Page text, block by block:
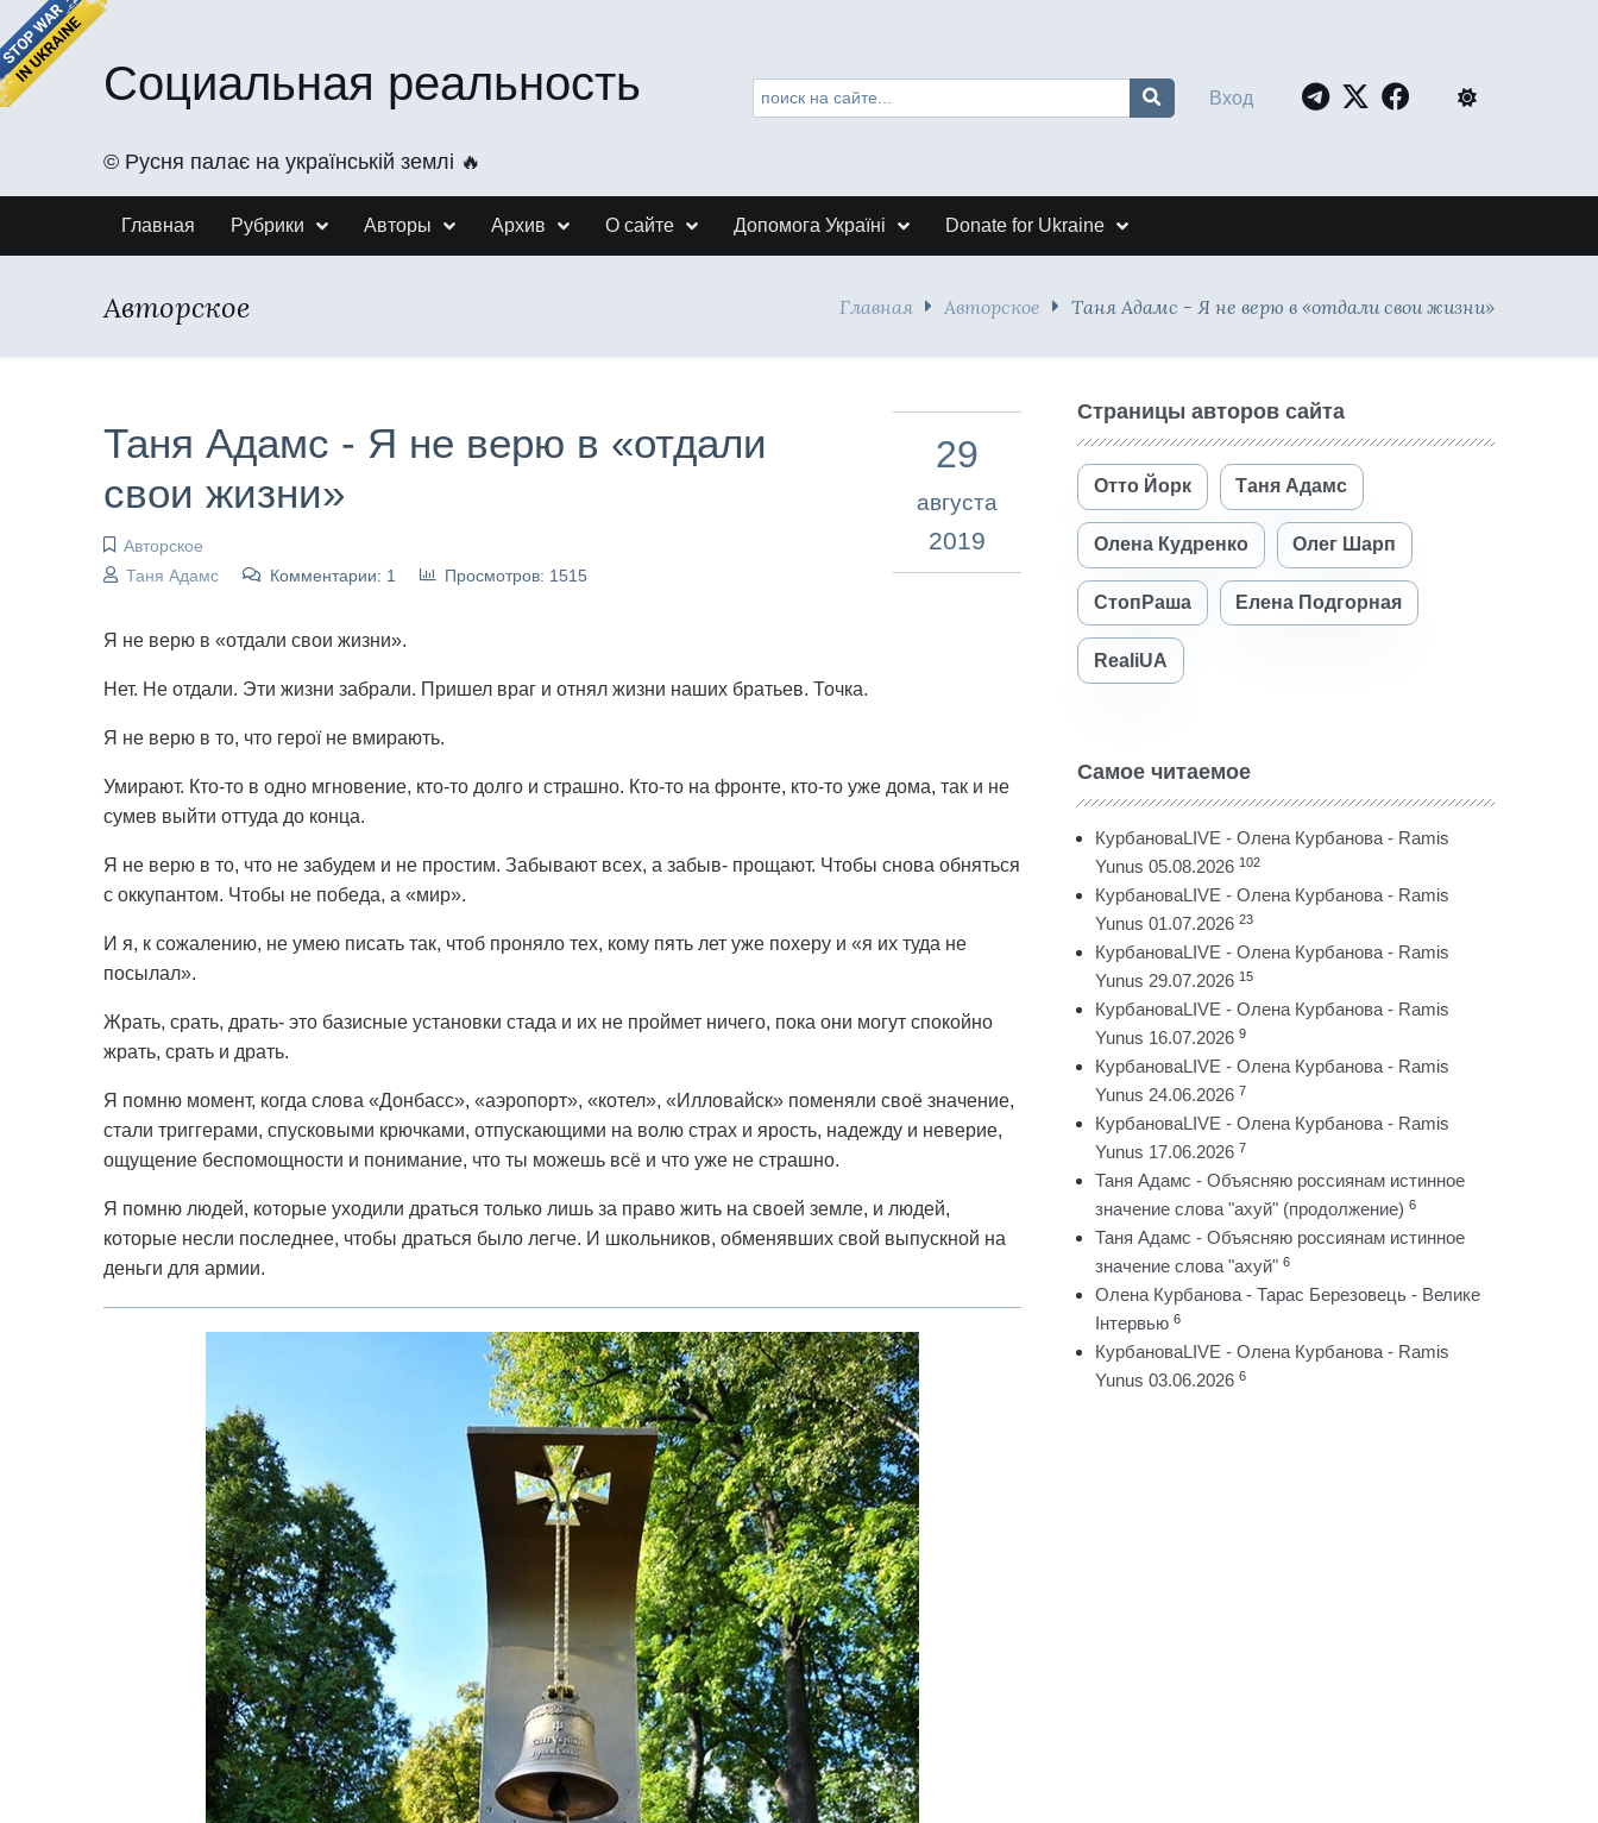
Социальная реальность
©️ Русня палає на українській землі 🔥
Вход
Главная Рубрики Авторы Архив О сайте Допомога Україні Donate for Ukraine
Авторское Главная Авторское Таня Адамс - Я не верю в «отдали свои жизни»
Таня Адамс - Я не верю в «отдали
свои жизни»
Авторское
Таня Адамс
Комментарии: 1 Просмотров: 1515
29
августа
2019
Я не верю в «отдали свои жизни».
Нет. Не отдали. Эти жизни забрали. Пришел враг и отнял жизни наших братьев. Точка.
Я не верю в то, что герої не вмирають.
Умирают. Кто-то в одно мгновение, кто-то долго и страшно. Кто-то на фронте, кто-то уже дома, так и не
сумев выйти оттуда до конца.
Я не верю в то, что не забудем и не простим. Забывают всех, а забыв- прощают. Чтобы снова обняться
с оккупантом. Чтобы не победа, а «мир».
И я, к сожалению, не умею писать так, чтоб проняло тех, кому пять лет уже похеру и «я их туда не
посылал».
Жрать, срать, драть- это базисные установки стада и их не проймет ничего, пока они могут спокойно
жрать, срать и драть.
Я помню момент, когда слова «Донбасс», «аэропорт», «котел», «Илловайск» поменяли своё значение,
стали триггерами, спусковыми крючками, отпускающими на волю страх и ярость, надежду и неверие,
ощущение беспомощности и понимание, что ты можешь всё и что уже не страшно.
Я помню людей, которые уходили драться только лишь за право жить на своей земле, и людей,
которые несли последнее, чтобы драться было легче. И школьников, обменявших свой выпускной на
деньги для армии.
Страницы авторов сайта
Отто Йорк Таня Адамс
Олена Кудренко Олег Шарп
СтопРаша Елена Подгорная
RealiUA
Самое читаемое
КурбановаLIVE - Олена Курбанова - Ramis
Yunus 05.08.2026 102
КурбановаLIVE - Олена Курбанова - Ramis
Yunus 01.07.2026 23
КурбановаLIVE - Олена Курбанова - Ramis
Yunus 29.07.2026 15
КурбановаLIVE - Олена Курбанова - Ramis
Yunus 16.07.2026 9
КурбановаLIVE - Олена Курбанова - Ramis
Yunus 24.06.2026 7
КурбановаLIVE - Олена Курбанова - Ramis
Yunus 17.06.2026 7
Таня Адамс - Объясняю россиянам истинное
значение слова "ахуй" (продолжение) 6
Таня Адамс - Объясняю россиянам истинное
значение слова "ахуй" 6
Олена Курбанова - Тарас Березовець - Велике
Інтервью 6
КурбановаLIVE - Олена Курбанова - Ramis
Yunus 03.06.2026 6